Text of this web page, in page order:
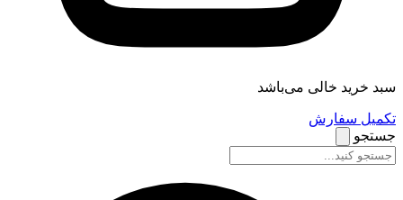
سبد خرید خالی می‌باشد
تکمیل سفارش
جستجو